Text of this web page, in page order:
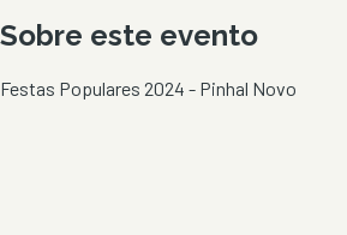
Sobre este evento
Festas Populares 2024 - Pinhal Novo